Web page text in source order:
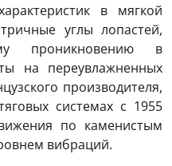
в мягкой
углы лопастей,
проникновению в
на переувлажненных
производителя,
системах с 1955
по каменистым
вибраций.